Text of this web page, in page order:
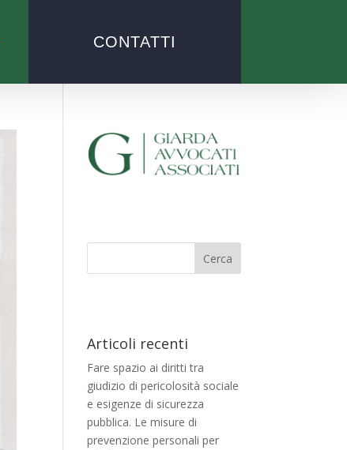
CONTATTI
Articoli recenti
Fare spazio ai diritti tra
giudizio di pericolosità sociale
e esigenze di sicurezza
pubblica. Le misure di
prevenzione personali per